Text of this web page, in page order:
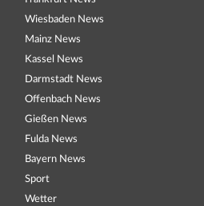
Wiesbaden News
Mainz News
Kassel News
Darmstadt News
Offenbach News
Gießen News
Fulda News
Bayern News
Sport
Wetter